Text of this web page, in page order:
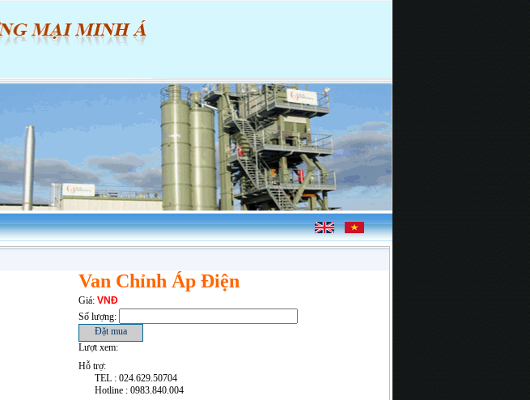
Van Chỉnh Áp Điện
Giá: VNĐ
Số lượng:
Lượt xem:
Hỗ trợ:
TEL : 024.629.50704
Hotline : 0983.840.004